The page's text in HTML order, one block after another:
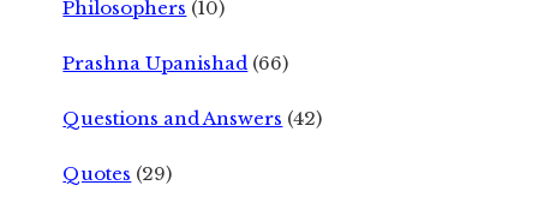
Philosophers (10)
Prashna Upanishad (66)
Questions and Answers (42)
Quotes (29)